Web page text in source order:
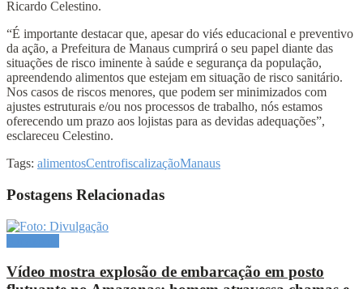
Ricardo Celestino.
“É importante destacar que, apesar do viés educacional e preventivo
da ação, a Prefeitura de Manaus cumprirá o seu papel diante das
situações de risco iminente à saúde e segurança da população,
apreendendo alimentos que estejam em situação de risco sanitário.
Nos casos de riscos menores, que podem ser minimizados com
ajustes estruturais e/ou nos processos de trabalho, nós estamos
oferecendo um prazo aos lojistas para as devidas adequações”,
esclareceu Celestino.
Tags: alimentosCentrofiscalizaçãoManaus
Postagens Relacionadas
Vídeo mostra explosão de embarcação em posto